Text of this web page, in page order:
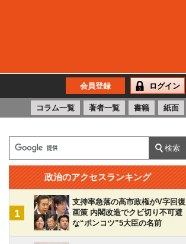
会員登録 ログイン
コラム一覧 著者一覧 書籍 紙面
政治のアクセスランキング
1
支持率急落の高市政権がV字回復
画策 内閣改造でクビ切り不可避
な“ポンコツ”5大臣の名前